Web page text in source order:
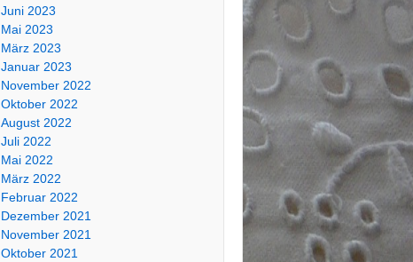
Juni 2023
Mai 2023
März 2023
Januar 2023
November 2022
Oktober 2022
August 2022
Juli 2022
Mai 2022
März 2022
Februar 2022
Dezember 2021
November 2021
Oktober 2021